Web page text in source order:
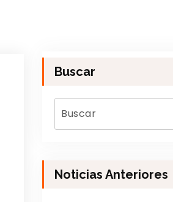
Buscar
Noticias Anteriores